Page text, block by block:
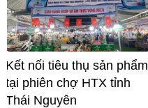
Kết nối tiêu thụ sản phẩm
tại phiên chợ HTX tỉnh
Thái Nguyên